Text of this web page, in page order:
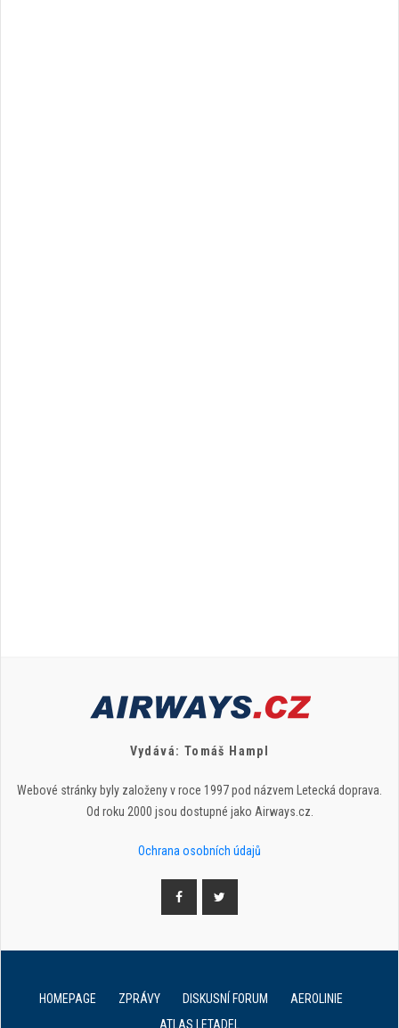
Vydává: Tomáš Hampl
Webové stránky byly založeny v roce 1997 pod názvem Letecká doprava.
Od roku 2000 jsou dostupné jako Airways.cz.
Ochrana osobních údajů
HOMEPAGE ZPRÁVY DISKUSNÍ FORUM
AEROLINIE
ATLAS LETADEL